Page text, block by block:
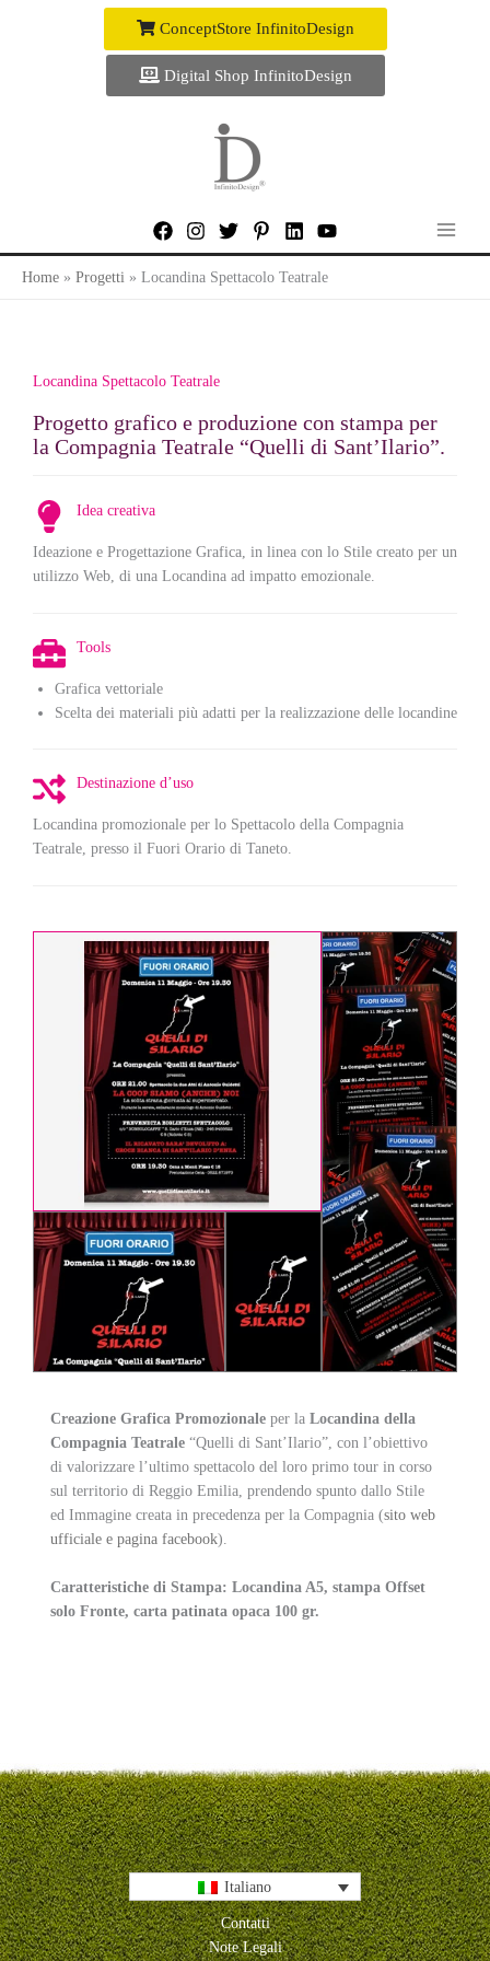
ConceptStore InfinitoDesign
Digital Shop InfinitoDesign
Home Progetti Locandina Spettacolo Teatrale
Locandina Spettacolo Teatrale
Progetto grafico e produzione con stampa per
la Compagnia Teatrale “Quelli di Sant’Ilario”.
Idea creativa
Ideazione e Progettazione Grafica, in linea con lo Stile creato per un
utilizzo Web, di una Locandina ad impatto emozionale.
Tools
Grafica vettoriale
Scelta dei materiali più adatti per la realizzazione delle locandine
Destinazione d’uso
Locandina promozionale per lo Spettacolo della Compagnia
Teatrale, presso il Fuori Orario di Taneto.
Creazione Grafica Promozionale per la Locandina della
Compagnia Teatrale “Quelli di Sant’Ilario”, con l’obiettivo
di valorizzare l’ultimo spettacolo del loro primo tour in corso
sul territorio di Reggio Emilia, prendendo spunto dallo Stile
ed Immagine creata in precedenza per la Compagnia (sito web
ufficiale e pagina facebook).
Caratteristiche di Stampa: Locandina A5, stampa Offset
solo Fronte, carta patinata opaca 100 gr.
Italiano
Contatti
Note Legali